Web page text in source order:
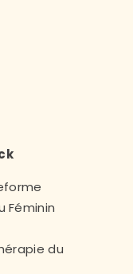
Féminin
du